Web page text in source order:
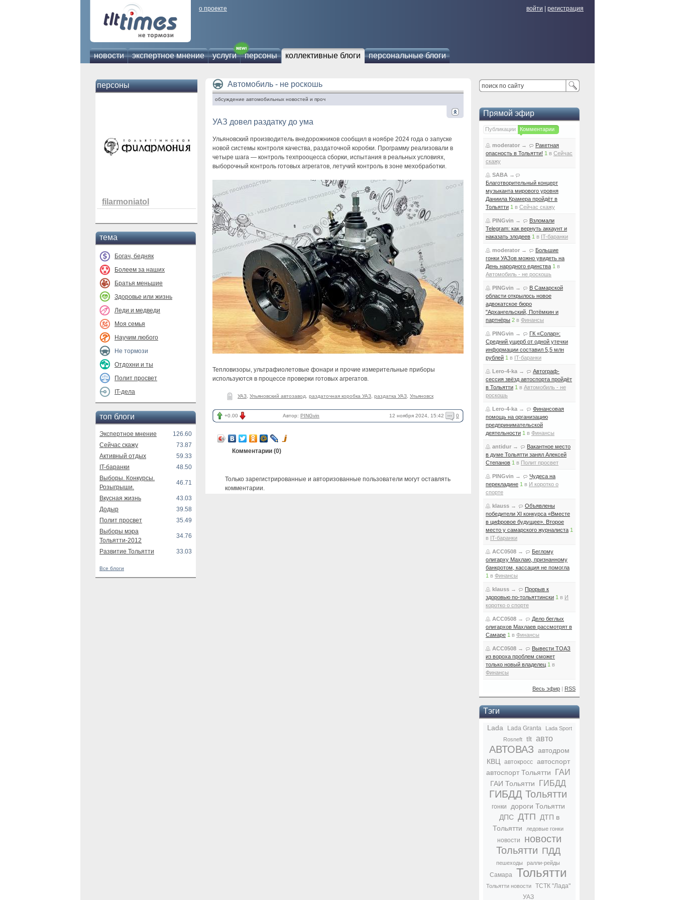
о проекте войти регистрация
новости экспертное мнение услуги персоны коллективные блоги персональные блоги
персоны
filarmoniatol
тема
Богач, бедняк
Болеем за наших
Братья меньшие
Здоровье или жизнь
Леди и медведи
Моя семья
Научим любого
Не тормози
Отдохни и ты
Полит просвет
IT-дела
топ блоги
Экспертное мнение
126.60
Сейчас скажу
73.87
Активный отдых
59.33
IT-баранки
48.50
Выборы. Конкурсы.
Розыгрыши.
46.71
Вкусная жизнь
43.03
Додыр
39.58
Полит просвет
35.49
Выборы мэра
Тольятти-2012
34.76
Развитие Тольятти 33.03
Все блоги
Автомобиль - не роскошь
обсуждение автомобильных новостей и проч
УАЗ довел раздатку до ума
Ульяновский производитель внедорожников сообщил в ноябре 2024 года о запуске
новой системы контроля качества, раздаточной коробки. Программу реализовали в
четыре шага — контроль техпрооцесса сборки, испытания в реальных условиях,
выборочный контроль готовых агрегатов, летучий контроль в зоне мехобработки.
Тепловизоры, ультрафиолетовые фонари и прочие измерительные приборы
используются в процессе проверки готовых агрегатов.
УАЗ Ульяновский автозавод раздаточная коробка УАЗ раздатка УАЗ Ульяновск
+0.00 Автор: PINGvin 12 ноября 2024, 15:42 0
Комментарии (0)
Только зарегистрированные и авторизованные пользователи могут оставлять
комментарии.
Прямой эфир
Публикации Комментарии
moderator →
Ракетная
опасность в Тольятти! 1 в Сейчас
скажу
SABA →
Благотворительный концерт
музыканта мирового уровня
Даниила Крамера пройдёт в
Тольятти 1 в Сейчас скажу
PINGvin →
Взломали
Telegram: как вернуть аккаунт и
наказать злодеев 1 в IT-баранки
moderator →
Большие
гонки УАЗов можно увидеть на
День народного единства 1 в
Автомобиль - не роскошь
PINGvin →
В Самарской
области открылось новое
адвокатское бюро
"Архангельский, Потёмкин и
партнёры 2 в Финансы
PINGvin →
ГК «Солар»:
Средний ущерб от одной утечки
информации составил 5,5 млн
рублей 1 в IT-баранки
Lero-4-ka →
Автограф-
сессия звёзд автоспорта пройдёт
в Тольятти 1 в Автомобиль - не
роскошь
Lero-4-ka →
Финансовая
помощь на организацию
предпринимательской
деятельности 1 в Финансы
antidur →
Вакантное место
в думе Тольятти занял Алексей
Степанов 1 в Полит просвет
PINGvin →
Чудеса на
перекладине 1 в И коротко о
спорте
klauss →
Объявлены
победители XI конкурса «Вместе
в цифровое будущее». Второе
место у самарского журналиста 1
в IT-баранки
ACC0508 →
Беглому
олигарху Махлаю, признанному
банкротом, кассация не помогла
1 в Финансы
klauss →
Прорыв к
здоровью по-тольяттински 1 в И
коротко о спорте
ACC0508 →
Дело беглых
олигархов Махлаев рассмотрят в
Самаре 1 в Финансы
ACC0508 →
Вывести ТОАЗ
из вороха проблем сможет
только новый владелец 1 в
Финансы
Весь эфир | RSS
Тэги
Lada Lada Granta
Lada Sport
Rosneft
tlt авто
АВТОВАЗ автодром
КВЦ
автокросс
автоспорт
автоспорт Тольятти
ГАИ
ГАИ Тольятти ГИБДД
ГИБДД Тольятти
гонки
дороги Тольятти
ДПС ДТП
ДТП в
Тольятти
ледовые гонки
новости
новости
Тольятти ПДД
пешеходы ралли-рейды
Самара Тольятти
Тольятти новости
ТСТК "Лада"
УАЗ